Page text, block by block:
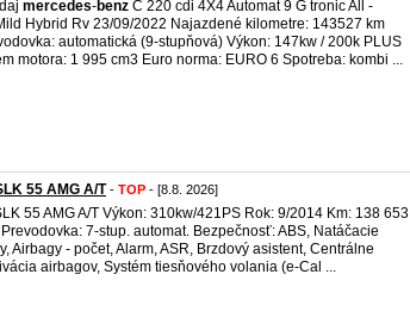
mercedes-benz C 220 cdi 4X4 Automat 9 G tronic All -
Hybrid Rv 23/09/2022 Najazdené kilometre: 143527 km
automatická (9-stupňová) Výkon: 147kw / 200k PLUS
motora: 1 995 cm3 Euro norma: EURO 6 Spotreba: kombi ...
55 AMG A/T- TOP - [8.8. 2026]
55 AMG A/T Výkon: 310kw/421PS Rok: 9/2014 Km: 138 653
7-stup. automat. Bezpečnosť: ABS, Natáčacie
Airbagy - počet, Alarm, ASR, Brzdový asistent, Centrálne
airbagov, Systém tiesňového volania (e-Cal ...